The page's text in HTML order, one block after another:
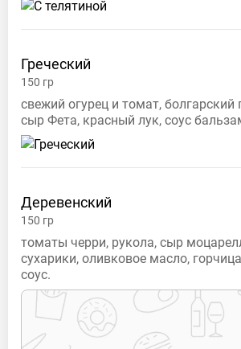
Греческий
150 гр
свежий огурец и томат, болгарский
сыр Фета, красный лук, соус
Деревенский
150 гр
томаты черри, рукола, сыр
сухарики, оливковое масло,
соус.